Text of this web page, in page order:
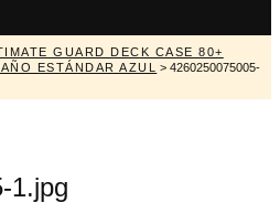
GUARD DECK CASE 80+
ESTÁNDAR AZUL
> 4260250075005-
1.jpg